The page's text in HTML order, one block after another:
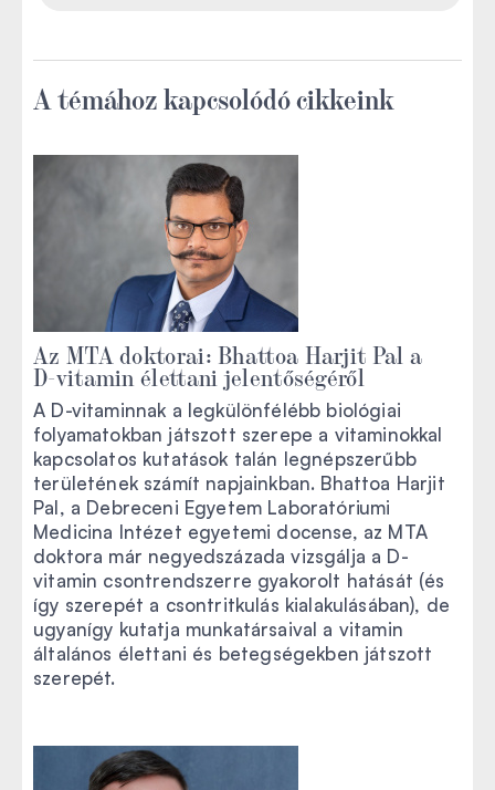
A témához kapcsolódó cikkeink
Az MTA doktorai: Bhattoa Harjit Pal a
D-vitamin élettani jelentőségéről
A D-vitaminnak a legkülönfélébb biológiai
folyamatokban játszott szerepe a vitaminokkal
kapcsolatos kutatások talán legnépszerűbb
területének számít napjainkban. Bhattoa Harjit
Pal, a Debreceni Egyetem Laboratóriumi
Medicina Intézet egyetemi docense, az MTA
doktora már negyedszázada vizsgálja a D-
vitamin csontrendszerre gyakorolt hatását (és
így szerepét a csontritkulás kialakulásában), de
ugyanígy kutatja munkatársaival a vitamin
általános élettani és betegségekben játszott
szerepét.